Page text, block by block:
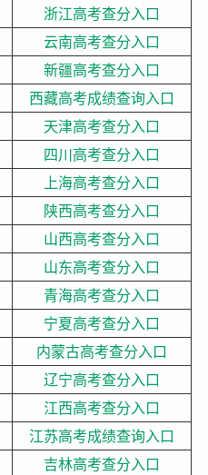
浙江高考查分入口
云南高考查分入口
新疆高考查分入口
西藏高考成绩查询入口
天津高考查分入口
四川高考查分入口
上海高考查分入口
陕西高考查分入口
山西高考查分入口
山东高考查分入口
青海高考查分入口
宁夏高考查分入口
内蒙古高考查分入口
辽宁高考查分入口
江西高考查分入口
江苏高考成绩查询入口
吉林高考查分入口